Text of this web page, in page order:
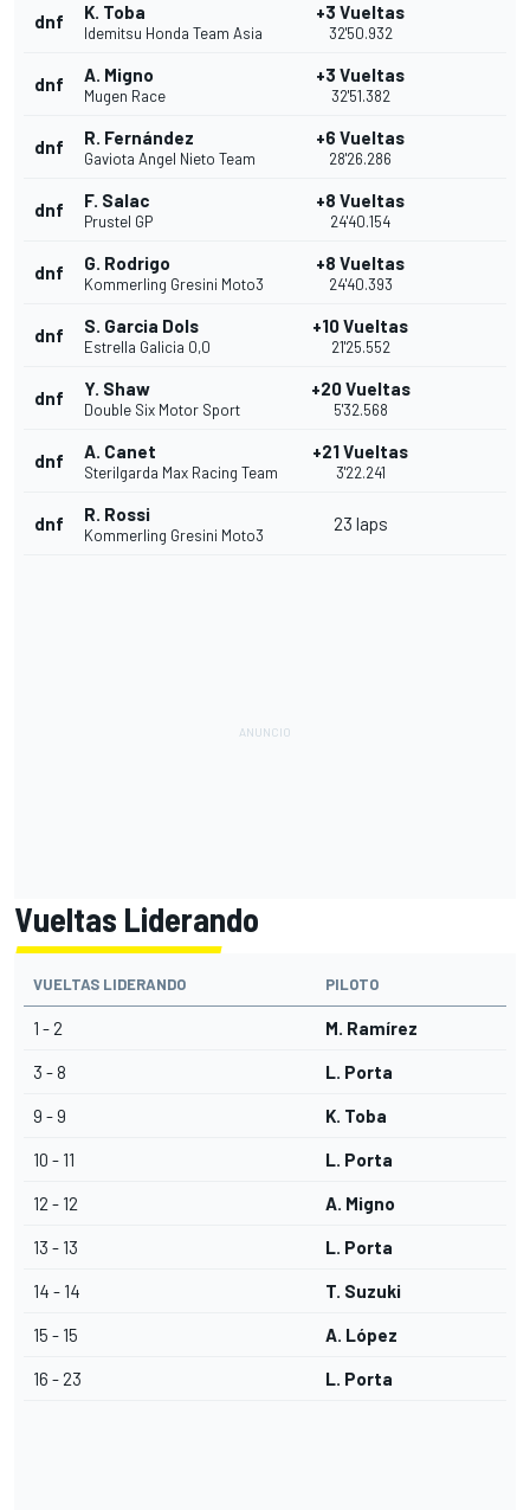
dnf K. Toba
Idemitsu Honda Team Asia
+3 Vueltas
32'50.932
dnf A. Migno
Mugen Race
+3 Vueltas
32'51.382
dnf R. Fernández
Gaviota Angel Nieto Team
+6 Vueltas
28'26.286
dnf F. Salac
Prustel GP
+8 Vueltas
24'40.154
dnf G. Rodrigo
Kommerling Gresini Moto3
+8 Vueltas
24'40.393
dnf S. Garcia Dols
Estrella Galicia 0,0
+10 Vueltas
21'25.552
dnf Y. Shaw
Double Six Motor Sport
+20 Vueltas
5'32.568
dnf A. Canet
Sterilgarda Max Racing Team
+21 Vueltas
3'22.241
dnf R. Rossi
Kommerling Gresini Moto3
23 laps
Vueltas Liderando
VUELTAS LIDERANDO PILOTO
1 - 2 M. Ramírez
3 - 8 L. Porta
9 - 9 K. Toba
10 - 11 L. Porta
12 - 12 A. Migno
13 - 13 L. Porta
14 - 14 T. Suzuki
15 - 15 A. López
16 - 23 L. Porta